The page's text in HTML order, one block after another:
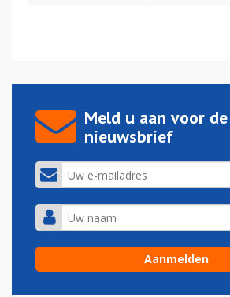
Meld u aan voor de
nieuwsbrief